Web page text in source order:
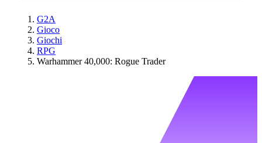
G2A
Gioco
Giochi
RPG
Warhammer 40,000: Rogue Trader